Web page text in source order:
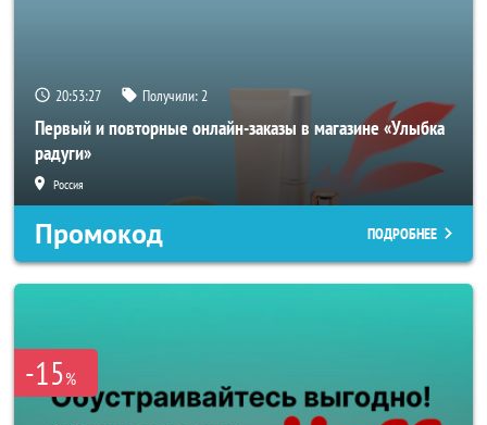
20:53:25 Получили:2
Первый и повторные онлайн-заказы в магазине «Улыбка
радуги»
Россия
Промокод ПОДРОБНЕЕ
-15%